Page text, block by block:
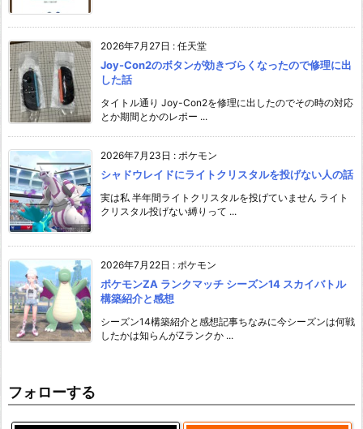
2026年7月27日 : 任天堂
Joy-Con2のボタンが効きづらくなったので修理に出
した話
タイトル通り Joy-Con2を修理に出したのでその時の対応
とか期間とかのレポー ...
2026年7月23日 : ポケモン
シャドウレイドにライトクリスタルを投げない人の話
実は私 半年間ライトクリスタルを投げていません ライト
クリスタル投げない縛りって ...
2026年7月22日 : ポケモン
ポケモンZA ランクマッチ シーズン14 スカイバトル
構築紹介と感想
シーズン14構築紹介と感想記事ちなみに今シーズンは何戦
したかは知らんがZランクか ...
フォローする